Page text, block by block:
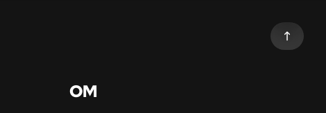
OM